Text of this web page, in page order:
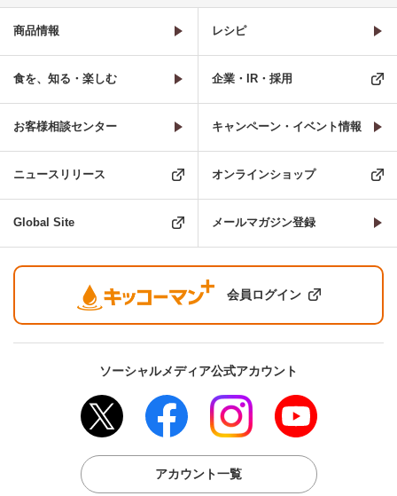
商品情報 レシピ
食を、知る・楽しむ 企業・IR・採用
お客様相談センター キャンペーン・イベント情報
ニュースリリース オンラインショップ
Global Site メールマガジン登録
会員ログイン
ソーシャルメディア公式アカウント
アカウント一覧